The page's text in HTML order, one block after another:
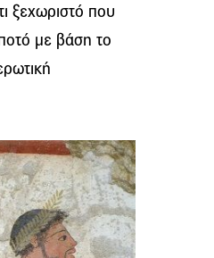
ξεχωριστό που
με βάση το